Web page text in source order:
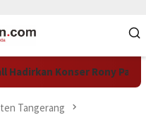
Konser Rony Parulian
Tangerang